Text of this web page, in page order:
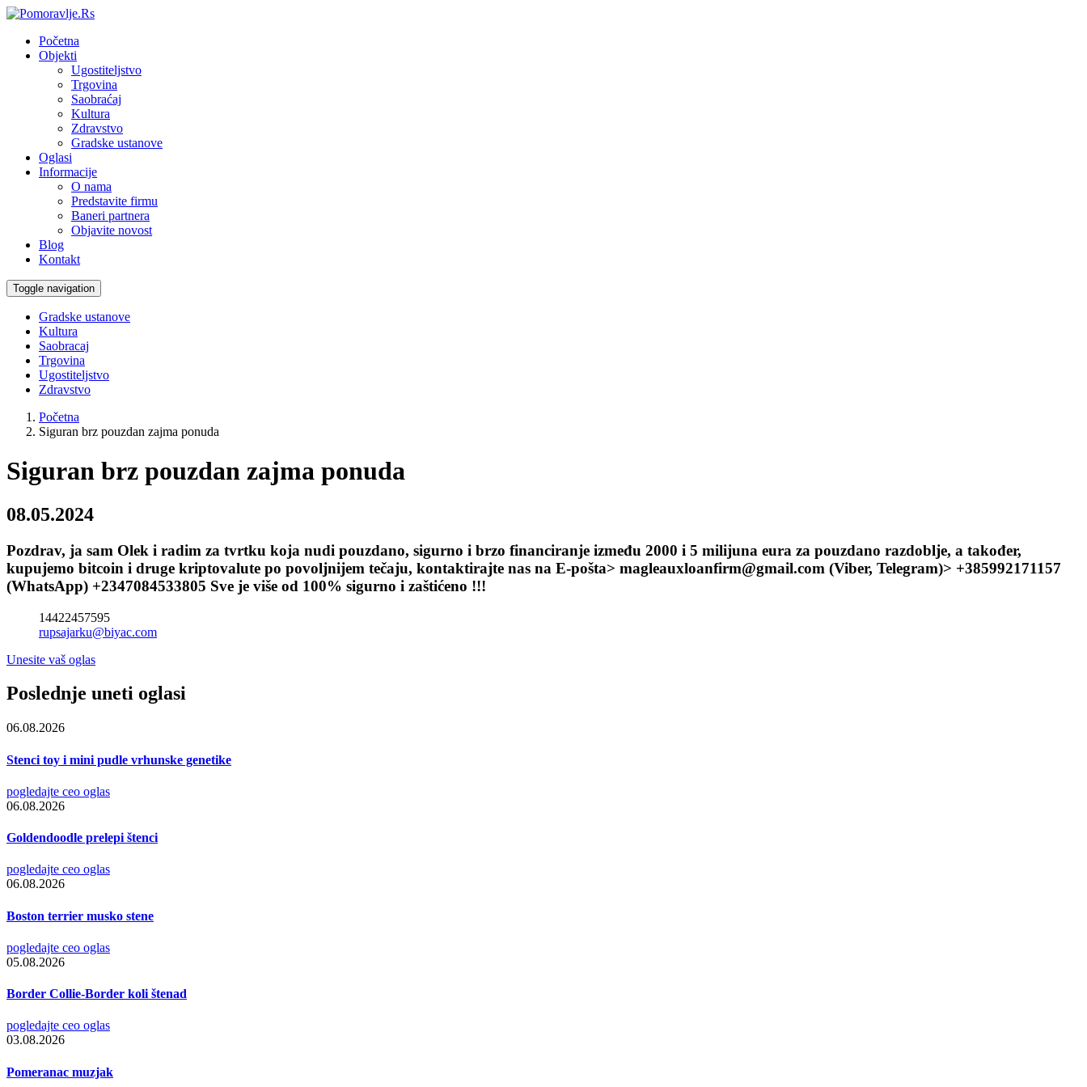
Početna
Objekti
Ugostiteljstvo
Trgovina
Saobraćaj
Kultura
Zdravstvo
Gradske ustanove
Oglasi
Informacije
O nama
Predstavite firmu
Baneri partnera
Objavite novost
Blog
Kontakt
Toggle navigation
Gradske ustanove
Kultura
Saobracaj
Trgovina
Ugostiteljstvo
Zdravstvo
Početna
Siguran brz pouzdan zajma ponuda
Siguran brz pouzdan zajma ponuda
08.05.2024
Pozdrav, ja sam Olek i radim za tvrtku koja nudi pouzdano, sigurno i brzo financiranje između 2000 i 5 milijuna eura za pouzdano razdoblje, a također,
kupujemo bitcoin i druge kriptovalute po povoljnijem tečaju, kontaktirajte nas na E-pošta> magleauxloanfirm@gmail.com (Viber, Telegram)> +385992171157
(WhatsApp) +2347084533805 Sve je više od 100% sigurno i zaštićeno !!!
14422457595
rupsajarku@biyac.com
Unesite vaš oglas
Poslednje uneti oglasi
06.08.2026
Stenci toy i mini pudle vrhunske genetike
pogledajte ceo oglas
06.08.2026
Goldendoodle prelepi štenci
pogledajte ceo oglas
06.08.2026
Boston terrier musko stene
pogledajte ceo oglas
05.08.2026
Border Collie-Border koli štenad
pogledajte ceo oglas
03.08.2026
Pomeranac muzjak